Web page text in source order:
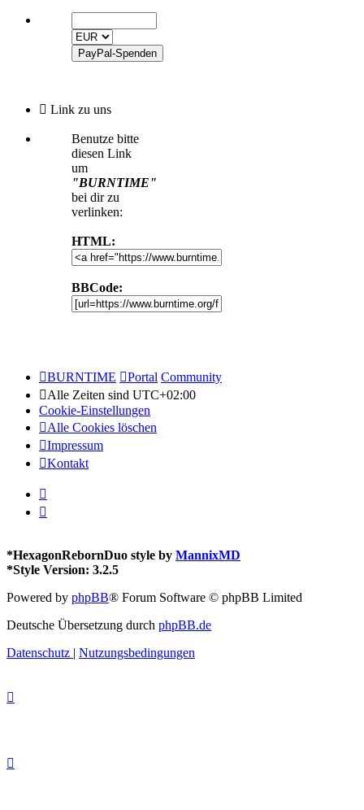
Link zu uns
Benutze bitte
diesen Link
um
"BURNTIME"
bei dir zu
verlinken:
HTML:
BBCode:
BURNTIME Portal Community
Alle Zeiten sind UTC+02:00
Cookie-Einstellungen
Alle Cookies löschen
Impressum
Kontakt
*HexagonRebornDuo style by MannixMD
*Style Version: 3.2.5
Powered by phpBB® Forum Software © phpBB Limited
Deutsche Übersetzung durch phpBB.de
Datenschutz | Nutzungsbedingungen